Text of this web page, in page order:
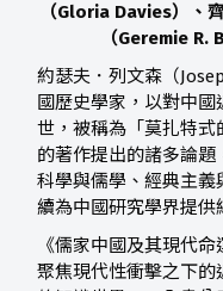
（Gloria Davies）、
（Geremie R.
約瑟夫．列文森（
國歷史學家，以對中
世，被稱為「莫扎特
的著作提出的諸多論題
科學與儒學、經典主
續為中國研究學界提供
《儒家中國及其現代
聚焦現代性衝擊之下